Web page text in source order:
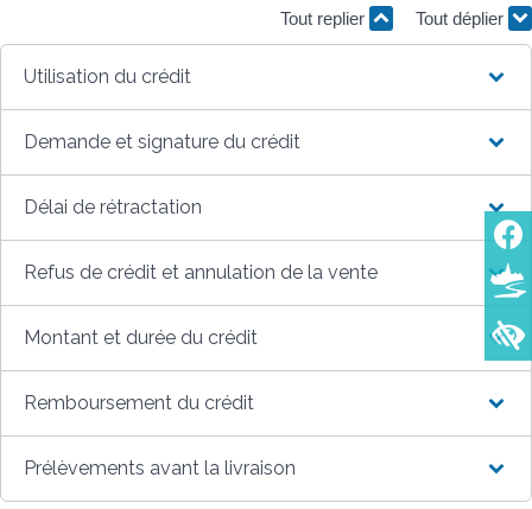
Tout replier Tout déplier
Utilisation du crédit
Demande et signature du crédit
Délai de rétractation
Refus de crédit et annulation de la vente
Montant et durée du crédit
Remboursement du crédit
Prélèvements avant la livraison